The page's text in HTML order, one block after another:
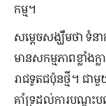
កម្ម។
សម្តេចសង្ឃឹមថា ទំន
មានសកម្មភាពខ្លាំង
រាជទូតជប៉ុនថ្មី។ ជា
គាំទ្រដល់ការបណ្តុះបណ្